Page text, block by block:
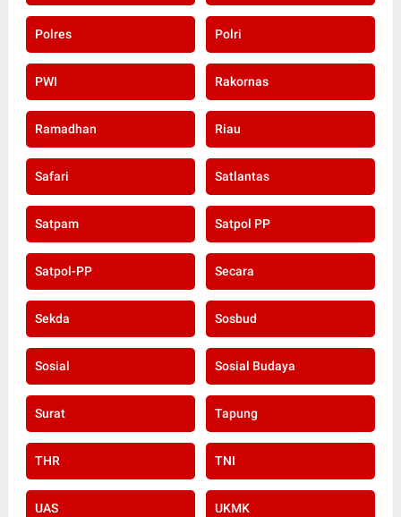
Polres Polri
PWI Rakornas
Ramadhan Riau
Safari Satlantas
Satpam Satpol PP
Satpol-PP Secara
Sekda Sosbud
Sosial Sosial Budaya
Surat Tapung
THR TNI
UAS UKMK